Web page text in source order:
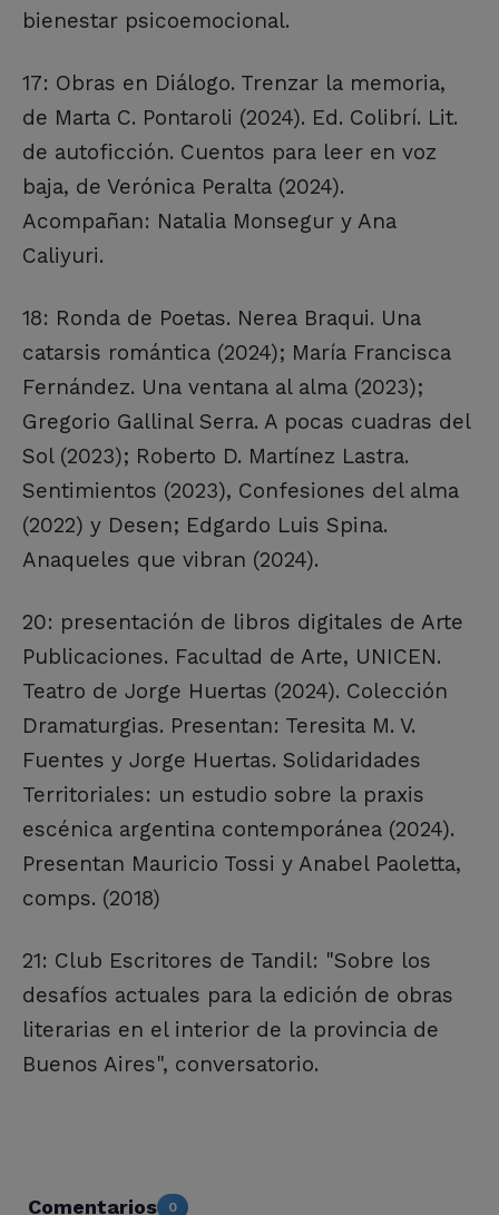
bienestar psicoemocional.
17: Obras en Diálogo. Trenzar la memoria,
de Marta C. Pontaroli (2024). Ed. Colibrí. Lit.
de autoficción. Cuentos para leer en voz
baja, de Verónica Peralta (2024).
Acompañan: Natalia Monsegur y Ana
Caliyuri.
18: Ronda de Poetas. Nerea Braqui. Una
catarsis romántica (2024); María Francisca
Fernández. Una ventana al alma (2023);
Gregorio Gallinal Serra. A pocas cuadras del
Sol (2023); Roberto D. Martínez Lastra.
Sentimientos (2023), Confesiones del alma
(2022) y Desen; Edgardo Luis Spina.
Anaqueles que vibran (2024).
20: presentación de libros digitales de Arte
Publicaciones. Facultad de Arte, UNICEN.
Teatro de Jorge Huertas (2024). Colección
Dramaturgias. Presentan: Teresita M. V.
Fuentes y Jorge Huertas. Solidaridades
Territoriales: un estudio sobre la praxis
escénica argentina contemporánea (2024).
Presentan Mauricio Tossi y Anabel Paoletta,
comps. (2018)
21: Club Escritores de Tandil: "Sobre los
desafíos actuales para la edición de obras
literarias en el interior de la provincia de
Buenos Aires", conversatorio.
Comentarios 0